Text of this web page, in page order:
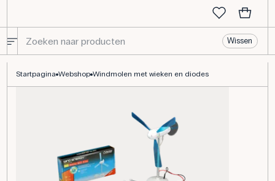
Wissen
Startpagina Webshop Windmolen met wieken en diodes